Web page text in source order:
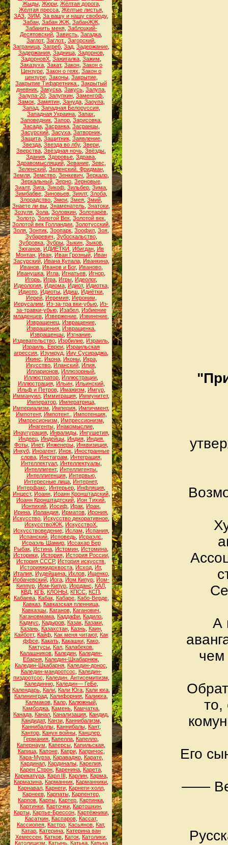
Жыды, Жюри, Жёлтая дорога,
Жёлтая пресса Жёлтые листья
ЗАЗ ЗИМ За вашу и нашу свободу,
Забан, Забан ЖЖ, ЗабанЖЖ,
Забанить меня, Заблоцкий-
Десятовский Зависть Загадка
Заглот, Заглот. Загорский
Заграница Загреб Зад Задержание
Задержания, Задница, Задорнов,
ЗадорновХ Зажигалка Зажим
Заказуха Закат, Закон Закон о
Цензуре Закон о геях Закон о
цензуре, Законы, Закрытие,
Закрытие Тифаретника.
Закрытый
дневник Закуска Закусь Залупа
Залупа-20 Залупкин Заменгоф
Замок, Замятин, Зануда, Заоупа,
Запад, Западная Белоруссия,
Западная Украина Запах
Заповедник Запор Зарисовка
Засада, Засранка, Засранцы,
Засурский, Засуха, Затворник,
Защита, Защитник, Заявление,
Звезда, Звезда во лбу, Звери,
Зверства Звёздная ночь Звёзды
Здания Здоровье Здрава
Здравомыслящий, Зевание, Зевс
Зеленский, Зеленский. Фридман,
Земля Земство Зенкевич Зеркало
Зеркальный, Зерно, Зерновые,
Зиалт, Зига Зикоф Зильбер Зима
Зимбабве, Зиновьев, Зиялт, Злоба,
Злорадство Змеи Змея Змий
Знаете ли вы Знаменатель Знатоки
Зозуля Зола Золовкин Золотарёв
Золото Золотой Век Золотой век
Золотой век Голландии Золотусский
Золя Зонтик Зоопарк Зоофил Зоя
Зубаревич Зубоскальство,
Зубровка Зубры Зыкин Зыков
Зюганов ИДИЁТКИ Ибигдан Ив
Монтан, Иван, Иван Грозный, Иван
Засурский, Ивана Купала, Иванкина,
Иванов, Иванов и Бог, Иваново,
Иванушка Игла Игнатьев Игнор
Игорь Игра Игры Идеолог,
Идеология, Идиома, Идиот, Идиотка,
Идиото Идиоты Идиш Идиётки
Иерей, Иеремия, Иероним
Иерусалим
Из-за-тра вки-убью Из-
за-травки-убью, Изабел, Избиение
младенцев Извержение Извинение
Извращенец, Извращение,
Извращения Извращенка
Извращенцы Изгнание
Издевательство Изобилие Израиль
Израиль. Евреи Израильская
агрессия Изумруд Ииу Сусираджа
Икинс
Икона, Иконы, Икра,
Икусство Иланский Илия
Илларионов Иллюзорный
Иллюстратор Иллюстрации
Иллюстрация, Ильин, Ильинский,
Ильф и Петров, Имажизм Имгур,
Иммануил Иммиграция Иммунитет,
Император, Императрица,
Империализм
Империя Импичмент,
Импотент, Импотент. Импотенция,
Импресионизм
Импрессионизм
Инагенты, Инакомыслие,
Инаугурация, Инвалиды, Ингушетия,
Индеец, Индейцы, Индия, Индия.
Фоты, Инет, Инженеры, Инквизиция,
Инкуб, Иноагент, Инок, Иностранные
слова, Инстаграм Интеграция,
Интеллектуал, Интеллектуалы,
Интеллигент, Интеллигенты
Интеллигенция, Интервью,
Интересные лица Интернет,
Интерфакс
Интерьер Инфляция
Инцест, Иоанн, Иоанн Кронштадский,
Иоанн Кронштадтский Ион Тихий
Ионтихий Иосиф Ирак Иран
Ирина Ирландия Ирматов Ирония
Искусство Искусство декоративное
ИскусствоЖЖ ИскусствоХ
Искусствоведение, Ислам Испания,
Испанский Исповедь Исраэлс
Исраэль Шамир, Иссахар Бер
Рыбак Истина Истомин Истомина
Историки, История, История России,
История СССР, История искусств
Историяжидохвоста Исход Ит,
Италия, Иудейщина, Ихлов, Ищенко,
Йобачевский Йога Йом Кипур Йом-
Киппур, Йом-Кипур, Йорданс КАЛ,
КВД КГБ КЛОНЫ КПСС КСП
Кабаева, Кабак, Кабаре, Кабо-Верде,
Кавказ, Кавказская пленница,
Кавказцы, Каганов, Каганович
Кагановмама Каддафи Кадило
Кадмус
Кадыров, Казак, Казаки,
Казань, Казахстан, Казнь, Каин,
Кайботт, Кайф, Как меня читают, Как
ффсе, Какать, Какашки, Како,
Кактусы Кал Калабеков
Калашников Каледин Каледин-
Ебарня Каледин-Шкабарнюк
Каледин-Шкабарня Каледин-донос
Каледин-мандоотсос
Каледин-
пиздоотсос
Каледин. Антисемитизм
Калединню, Каледин— ГеБе,
Календарь Кали Кали Юга Кали юга
Калининград Калифорния Калиюга
Калмаков, Кало, Калюжный,
Камбоджа Камень Камчатка
Канада Канал Канализация Кандид
Кандидат, Канзи, Каннибализм
Каннибаллы, Каннибалы, Кант,
Кантор, Канун войны, Канцлер.
Германия Капелла Капелло
Капернаум
Каперсы Капильская
Капица, Капоне, Капри, Капричос
Кара-Мурза, Караваджо, Карате,
Кардинал, Кардиналы, Карелия,
Карен Строн Каренина Карета
Карикатура, Карл III Карлин, Карма,
Кармазина Карманник Карманники
Карнавал, Карнеги, Карнеги-холл,
Карнеев, Карпаты, Карпентер,
Карпов Карпы Картер Картинка
Картинки Карточки Картошкин
Карты, Картье-Брессон, Картёжники,
Касаткин, Каспаров, Кассат,
Кассиопея Кастро Касьянов Кат,
Катар Катерина Катерина ван
Хемессен Катков Каток Католики
Католицизм
Катынь, Катька, Катька
А
чем
то,
Его
——